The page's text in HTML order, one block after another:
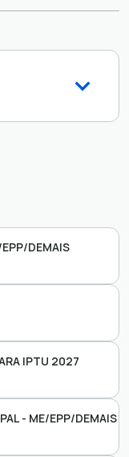
DEMAIS
IPTU 2027
- ME/EPP/DEMAIS